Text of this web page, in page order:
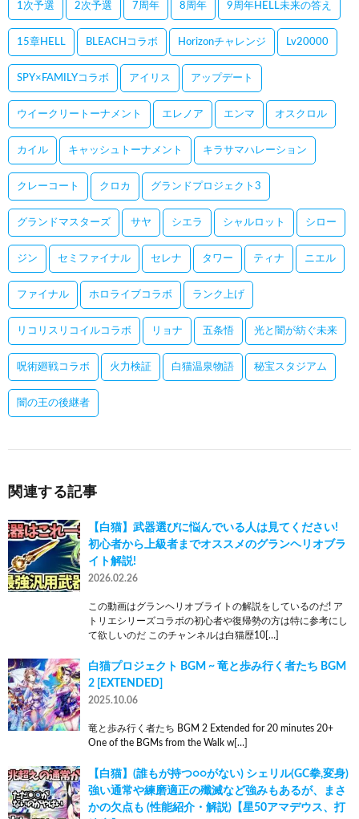
1次予選 2次予選 7周年 8周年 9周年HELL未来の答え
15章HELL BLEACHコラボ Horizonチャレンジ Lv20000
SPY×FAMILYコラボ アイリス アップデート
ウイークリートーナメント エレノア エンマ オスクロル
カイル キャッシュトーナメント キラサマハレーション
クレーコート クロカ グランドプロジェクト3
グランドマスターズ サヤ シエラ シャルロット シロー
ジン セミファイナル セレナ タワー ティナ ニエル
ファイナル ホロライブコラボ ランク上げ
リコリスリコイルコラボ リョナ 五条悟 光と闇が紡ぐ未来
呪術廻戦コラボ 火力検証 白猫温泉物語 秘宝スタジアム
闇の王の後継者
関連する記事
【白猫】武器選びに悩んでいる人は見てください!
初心者から上級者までオススメのグランヘリオブラ
イト解説!
2026.02.26
この動画はグランヘリオブライトの解説をしているのだ! ア
トリエシリーズコラボの初心者や復帰勢の方は特に参考にし
て欲しいのだ このチャンネルは白猫歴10[…]
白猫プロジェクト BGM ~ 竜と歩み行く者たち BGM
2 [EXTENDED]
2025.10.06
竜と歩み行く者たち BGM 2 Extended for 20 minutes 20+
One of the BGMs from the Walk w[…]
【白猫】(誰もが持つ○○がない) シェリル(GC拳,変身)
強い通常や練磨適正の殲滅など強みもあるが、まさ
かの欠点も (性能紹介・解説)【星50アマデウス、打